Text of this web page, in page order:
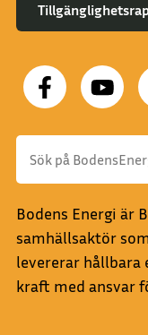
Bodens Energi är
samhällsaktör
levererar hållbara
kraft med ansvar